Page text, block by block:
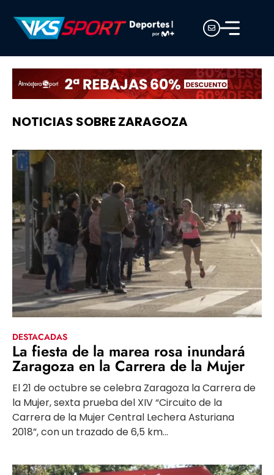
NOTICIAS SOBRE ZARAGOZA
DESTACADAS
La fiesta de la marea rosa inundará
Zaragoza en la Carrera de la Mujer
El 21 de octubre se celebra Zaragoza la Carrera de
la Mujer, sexta prueba del XIV “Circuito de la
Carrera de la Mujer Central Lechera Asturiana
2018”, con un trazado de 6,5 km...